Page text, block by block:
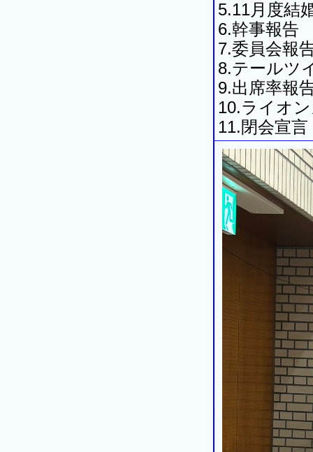
5.11月度結
6.幹事報告
7.委員会報
8.テールツ
9.出席率報
10.ライオ
11.閉会宣言